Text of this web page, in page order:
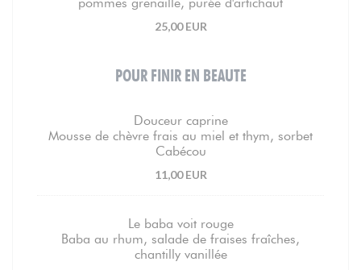
25,00 EUR
POUR FINIR EN BEAUTE
Douceur caprine
Mousse de chèvre frais au miel et thym, sorbet
Cabécou
11,00 EUR
Le baba voit rouge
Baba au rhum, salade de fraises fraîches,
chantilly vanillée